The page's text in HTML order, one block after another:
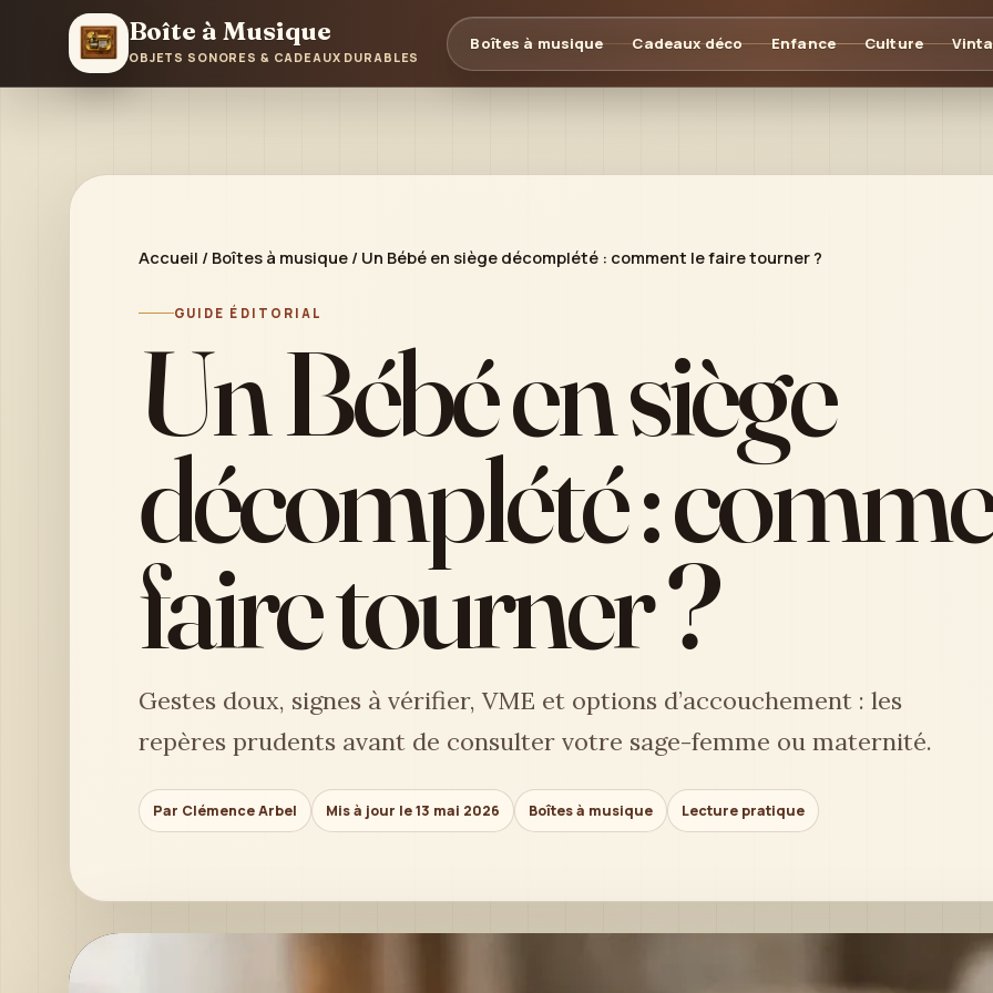
Boîte à Musique
OBJETS SONORES & CADEAUX DURABLES
Boîtes à musique Cadeaux déco Enfance Culture
Accueil / Boîtes à musique / Un Bébé en siège décomplété : comment le faire tourner ?
GUIDE ÉDITORIAL
Un Bébé en siège
décomplété :
faire tourner ?
Gestes doux, signes à vérifier, VME et options d’accouchement : les
repères prudents avant de consulter votre sage-femme ou maternité.
Par Clémence Arbel Mis à jour le 13 mai 2026 Boîtes à musique Lecture pratique